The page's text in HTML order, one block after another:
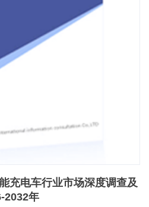
充电车行业市场深度调查及
2032年